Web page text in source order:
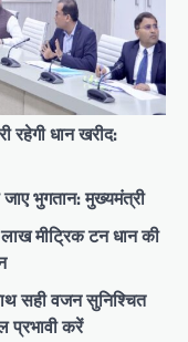
रहेगी धान खरीद:
भुगतान: मुख्यमंत्री
मीट्रिक टन धान की
सही वजन सुनिश्चित
प्रभावी करें